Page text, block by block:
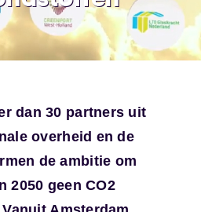
dan 30 partners uit
overheid en de
de ambitie om
2050 geen CO2